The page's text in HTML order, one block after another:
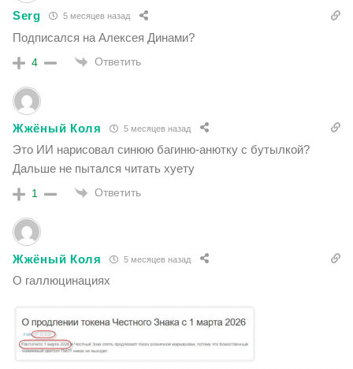
Serg 5 месяцев назад
Подписался на Алексея Динами?
4 Ответить
Жжёный Коля 5 месяцев назад
Это ИИ нарисовал синюю багиню-анютку с бутылкой?
Дальше не пытался читать хуету
1 Ответить
Жжёный Коля 5 месяцев назад
О галлюцинациях